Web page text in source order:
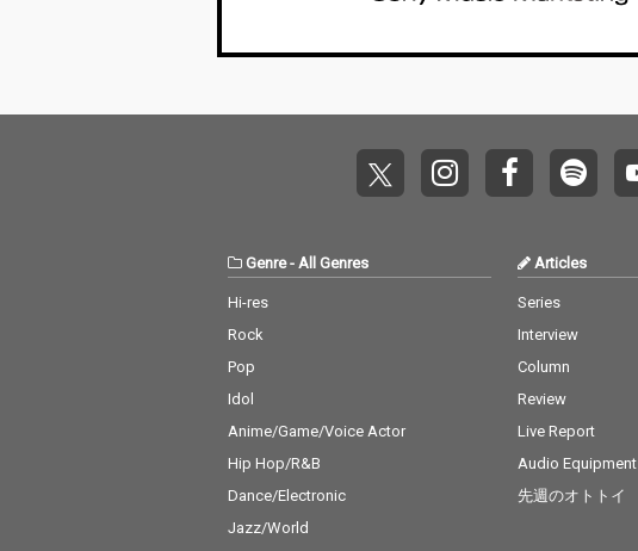
Genre- All Genres
Hi-res
Rock
Pop
Idol
Anime/Game/Voice Actor
Hip Hop/R&B
Dance/Electronic
Jazz/World
Articles
Series
Interview
Column
Review
Live Report
Audio Equipment
先週のオトトイ